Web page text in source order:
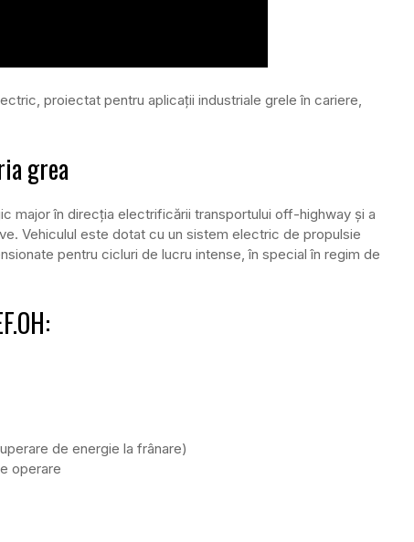
proiectat pentru aplicații industriale grele în cariere,
grea
major în direcția electrificării transportului off-highway și a
Vehiculul este dotat cu un sistem electric de propulsie
pentru cicluri de lucru intense, în special în regim de
de energie la frânare)
operare